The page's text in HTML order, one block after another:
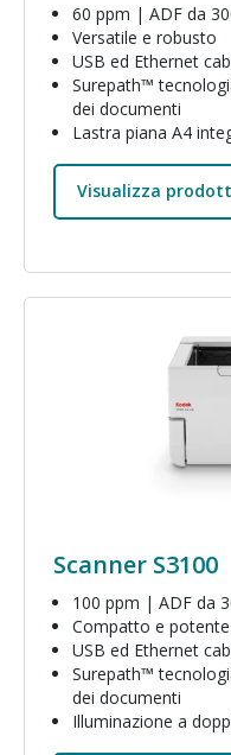
60 ppm | ADF da
Versatile e robusto
USB ed Ethernet
Surepath™
dei documenti
Lastra piana A4
Visualizza
Immagine
Scanner S3100
100 ppm | ADF da
Compatto e potente
USB ed Ethernet
Surepath™
dei documenti
Illuminazione a